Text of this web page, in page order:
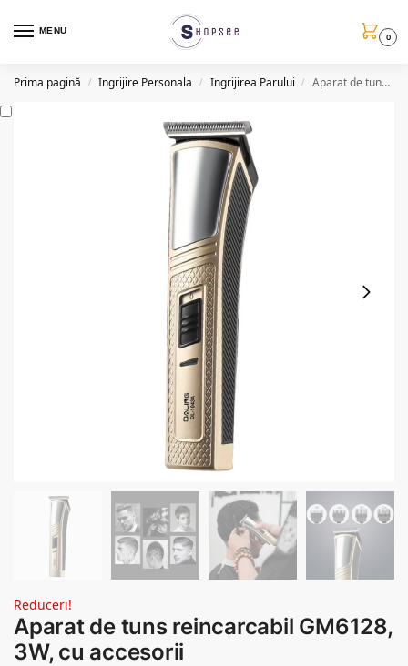
MENU
0
Prima pagină / Ingrijire Personala / Ingrijirea Parului / Aparat de tuns reincarcabil GM6128, 3W, cu accesorii
Reduceri!
Aparat de tuns reincarcabil GM6128,
3W, cu accesorii